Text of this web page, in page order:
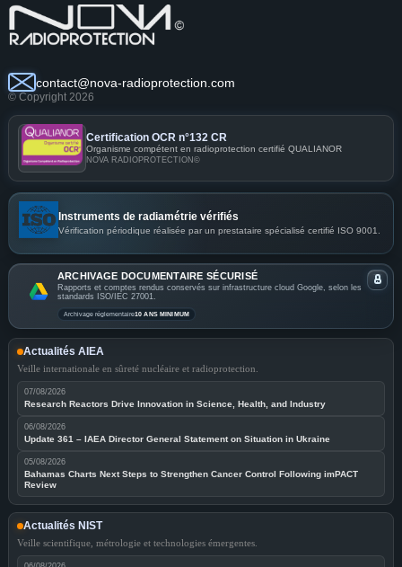
contact@nova-radioprotection.com
© Copyright 2026
Certification OCR n°132 CR
Organisme compétent en radioprotection certifié QUALIANOR
NOVA RADIOPROTECTION©
Instruments de radiamétrie vérifiés
Vérification périodique réalisée par un prestataire spécialisé certifié ISO 9001.
ARCHIVAGE DOCUMENTAIRE SÉCURISÉ
Rapports et comptes rendus conservés sur infrastructure cloud Google, selon les
standards ISO/IEC 27001.
Archivage réglementaire10 ANS MINIMUM
Actualités AIEA
Veille internationale en sûreté nucléaire et radioprotection.
07/08/2026
Research Reactors Drive Innovation in Science, Health, and Industry
06/08/2026
Update 361 – IAEA Director General Statement on Situation in Ukraine
05/08/2026
Bahamas Charts Next Steps to Strengthen Cancer Control Following imPACT
Review
Actualités NIST
Veille scientifique, métrologie et technologies émergentes.